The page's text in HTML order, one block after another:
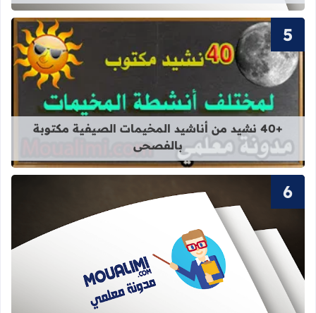
قراءة المزيد عن +40 نشيد من أناشيد المخيمات الصيفية مكتوبة بالفصحى
+40 نشيد من أناشيد المخيمات الصيفية مكتوبة
بالفصحى
قراءة المزيد عن سور القرآن الكريم